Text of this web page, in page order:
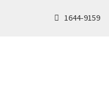
1644-9159